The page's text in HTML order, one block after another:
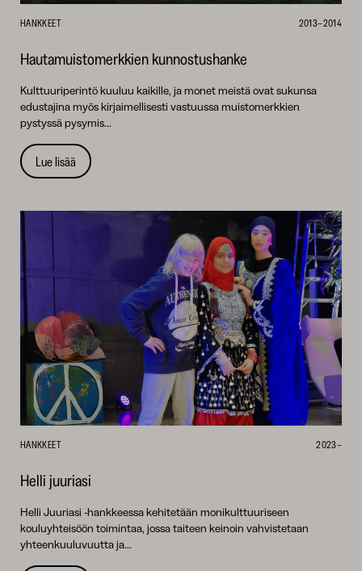
HANKKEET 2013–2014
Hautamuistomerkkien kunnostushanke
Kulttuuriperintö kuuluu kaikille, ja monet meistä ovat sukunsa
edustajina myös kirjaimellisesti vastuussa muistomerkkien
pystyssä pysymis...
Lue lisää
HANKKEET 2023–
Helli juuriasi
Helli Juuriasi -hankkeessa kehitetään monikulttuuriseen
kouluyhteisöön toimintaa, jossa taiteen keinoin vahvistetaan
yhteenkuuluvuutta ja...